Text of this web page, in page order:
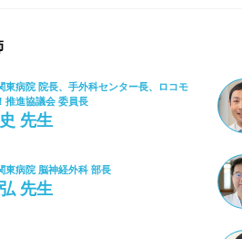
東病院 院長、手外科センター長、ロコモ
推進協議会 委員長
先生
東病院 脳神経外科 部長
先生